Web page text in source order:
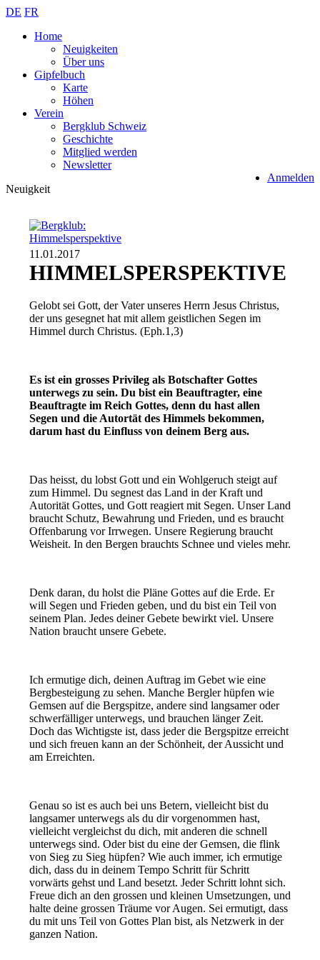
DE FR
Home
Neuigkeiten
Über uns
Gipfelbuch
Karte
Höhen
Verein
Bergklub Schweiz
Geschichte
Mitglied werden
Newsletter
Anmelden
Neuigkeit
11.01.2017
HIMMELSPERSPEKTIVE
Gelobt sei Gott, der Vater unseres Herrn Jesus Christus,
der uns gesegnet hat mit allem geistlichen Segen im
Himmel durch Christus. (Eph.1,3)
Es ist ein grosses Privileg als Botschafter Gottes
unterwegs zu sein. Du bist ein Beauftragter, eine
Beauftragte im Reich Gottes, denn du hast allen
Segen und die Autortät des Himmels bekommen,
darum hast du Einfluss von deinem Berg aus.
Das heisst, du lobst Gott und ein Wohlgeruch steigt auf
zum Himmel. Du segnest das Land in der Kraft und
Autorität Gottes, und Gott reagiert mit Segen. Unser Land
braucht Schutz, Bewahrung und Frieden, und es braucht
Offenbarung vor Irrwegen. Unsere Regierung braucht
Weisheit. In den Bergen brauchts Schnee und vieles mehr.
Denk daran, du holst die Pläne Gottes auf die Erde. Er
will Segen und Frieden geben, und du bist ein Teil von
seinem Plan. Jedes deiner Gebete bewirkt viel. Unsere
Nation braucht unsere Gebete.
Ich ermutige dich, deinen Auftrag im Gebet wie eine
Bergbesteigung zu sehen. Manche Bergler hüpfen wie
Gemsen auf die Bergspitze, andere sind langsamer oder
schwerfälliger unterwegs, und brauchen länger Zeit.
Doch das Wichtigste ist, dass jeder die Bergspitze erreicht
und sich freuen kann an der Schönheit, der Aussicht und
am Erreichten.
Genau so ist es auch bei uns Betern, vielleicht bist du
langsamer unterwegs als du dir vorgenommen hast,
vielleicht vergleichst du dich, mit anderen die schnell
unterwegs sind. Oder bist du eine der Gemsen, die flink
von Sieg zu Sieg hüpfen? Wie auch immer, ich ermutige
dich, dass du in deinem Tempo Schritt für Schritt
vorwärts gehst und Land besetzt. Jeder Schritt lohnt sich.
Freue dich an den grossen und kleinen Umsetzungen, und
halte deine grossen Träume vor Augen. Sei ermutigt, dass
du mit uns Teil von Gottes Plan bist, als Netzwerk in der
ganzen Nation.